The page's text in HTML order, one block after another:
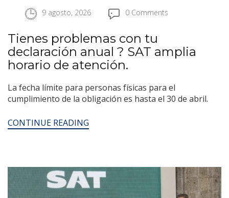
9 agosto, 2026 0 Comments
Tienes problemas con tu
declaración anual ? SAT amplia
horario de atención.
La fecha límite para personas físicas para el
cumplimiento de la obligación es hasta el 30 de abril.
CONTINUE READING